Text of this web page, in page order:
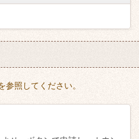
照してください。